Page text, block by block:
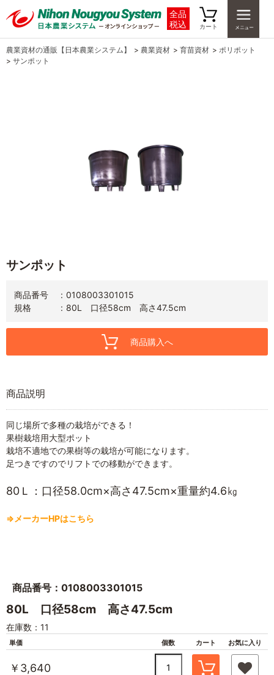
全品
税込
カート
農業資材の通販【日本農業システム】 > 農業資材 > 育苗資材 > ポリポット
> サンポット
サンポット
商品番号
0108003301015
規格
80L 口径58cm 高さ47.5cm
商品購入へ
商品説明
同じ場所で多種の栽培ができる！
果樹栽培用大型ポット
栽培不適地での果樹等の栽培が可能になります。
足つきですのでリフトでの移動ができます。
80Ｌ：口径58.0cm×高さ47.5cm×重量約4.6㎏
⇒メーカーHPはこちら
商品番号：0108003301015
80L 口径58cm 高さ47.5cm
在庫数：11
単価 個数 カート お気に入り
￥3,640